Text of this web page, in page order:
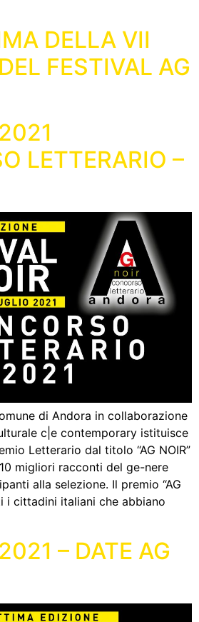
DELLA VII
FESTIVAL AG
LETTERARIO –
di Andora in collaborazione
c|e contemporary istituisce
Letterario dal titolo “AG NOIR”
migliori racconti del ge-nere
alla selezione. Il premio “AG
i cittadini italiani che abbiano
– DATE AG